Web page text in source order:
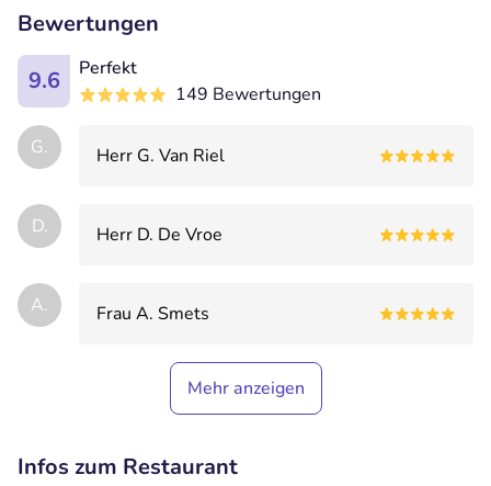
Bewertungen
9.6
Perfekt
149 Bewertungen
G. Herr G. Van Riel
D. Herr D. De Vroe
A. Frau A. Smets
Mehr anzeigen
Infos zum Restaurant